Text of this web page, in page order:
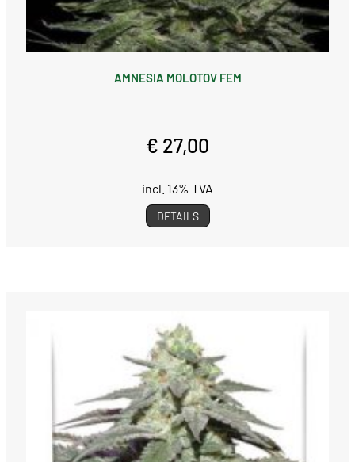
AMNESIA MOLOTOV FEM
€ 27,00
incl. 13% TVA
DETAILS